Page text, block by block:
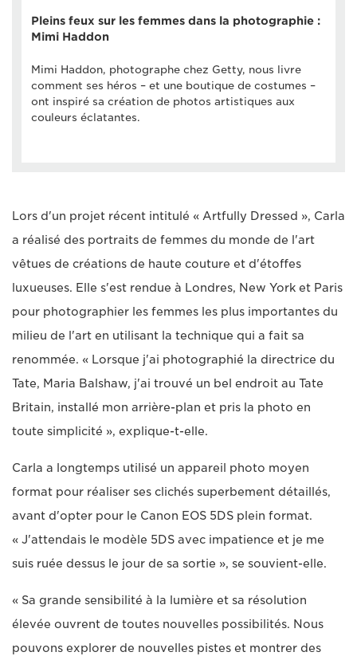
Pleins feux sur les femmes dans la photographie :
Mimi Haddon
Mimi Haddon, photographe chez Getty, nous livre
comment ses héros – et une boutique de costumes –
ont inspiré sa création de photos artistiques aux
couleurs éclatantes.
Lors d'un projet récent intitulé « Artfully Dressed », Carla
a réalisé des portraits de femmes du monde de l'art
vêtues de créations de haute couture et d'étoffes
luxueuses. Elle s'est rendue à Londres, New York et Paris
pour photographier les femmes les plus importantes du
milieu de l'art en utilisant la technique qui a fait sa
renommée. « Lorsque j'ai photographié la directrice du
Tate, Maria Balshaw, j'ai trouvé un bel endroit au Tate
Britain, installé mon arrière-plan et pris la photo en
toute simplicité », explique-t-elle.
Carla a longtemps utilisé un appareil photo moyen
format pour réaliser ses clichés superbement détaillés,
avant d'opter pour le Canon EOS 5DS plein format.
« J'attendais le modèle 5DS avec impatience et je me
suis ruée dessus le jour de sa sortie », se souvient-elle.
« Sa grande sensibilité à la lumière et sa résolution
élevée ouvrent de toutes nouvelles possibilités. Nous
pouvons explorer de nouvelles pistes et montrer des